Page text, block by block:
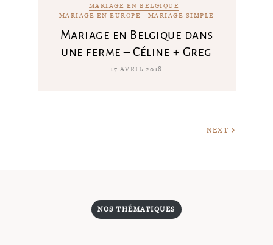
MARIAGE EN BELGIQUE
MARIAGE EN EUROPE
MARIAGE SIMPLE
Mariage en Belgique dans
une ferme – Céline + Greg
17 AVRIL 2018
NEXT
NOS THÉMATIQUES